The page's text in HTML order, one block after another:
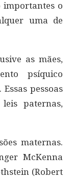
importantes o
uma de
as mães,
psíquico
pessoas
paternas,
maternas.
McKenna
(Robert